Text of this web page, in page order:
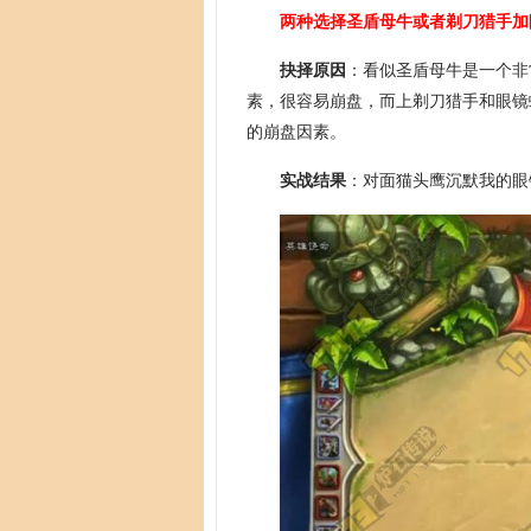
两种选择圣盾母牛或者剃刀猎手
抉择原因 ：看似圣盾母牛是一个
素，很容易崩盘，而上剃刀猎手和眼
的崩盘因素。
实战结果：对面猫头鹰沉默我的